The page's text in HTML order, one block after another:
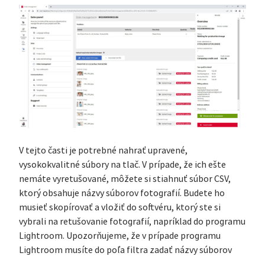
V tejto časti je potrebné nahrať upravené,
vysokokvalitné súbory na tlač. V prípade, že ich ešte
nemáte vyretušované, môžete si stiahnuť súbor CSV,
ktorý obsahuje názvy súborov fotografií. Budete ho
musieť skopírovať a vložiť do softvéru, ktorý ste si
vybrali na retušovanie fotografií, napríklad do programu
Lightroom. Upozorňujeme, že v prípade programu
Lightroom musíte do poľa filtra zadať názvy súborov